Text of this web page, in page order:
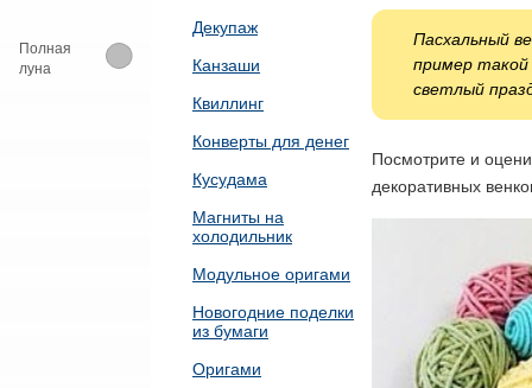
Полная
луна
Декупаж
Канзаши
Квиллинг
Конверты для денег
Кусудама
Магниты на
холодильник
Модульное оригами
Новогодние поделки
из бумаги
Оригами
Пасхальный
пример такой
светлый
Посмотрите и
декоративных